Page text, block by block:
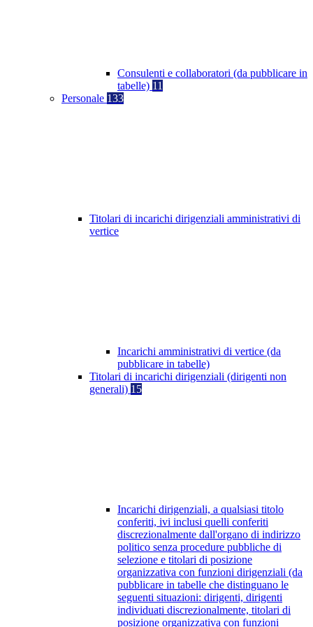
Consulenti e collaboratori (da pubblicare in
tabelle) 11
Personale 133
Titolari di incarichi dirigenziali amministrativi di
vertice
Incarichi amministrativi di vertice (da
pubblicare in tabelle)
Titolari di incarichi dirigenziali (dirigenti non
generali) 15
Incarichi dirigenziali, a qualsiasi titolo
conferiti, ivi inclusi quelli conferiti
discrezionalmente dall'organo di indirizzo
politico senza procedure pubbliche di
selezione e titolari di posizione
organizzativa con funzioni dirigenziali (da
pubblicare in tabelle che distinguano le
seguenti situazioni: dirigenti, dirigenti
individuati discrezionalmente, titolari di
posizione organizzativa con funzioni